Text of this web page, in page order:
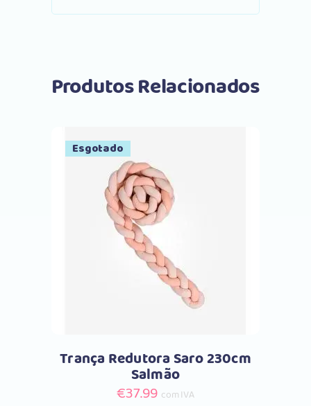
Produtos Relacionados
Esgotado
Comprar
Trança Redutora Saro 230cm
Salmão
€37.99 com IVA